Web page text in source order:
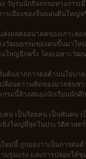
ง วัยุร่นนักกิจกรรมทางการ
รเมืองของจีนแผ่นดินใหญ่ห
ส่งผลต่ออนาคตของเกาะฮ่
งวัฒนธรรมของตนขึ้นมาใ
หญ่อีกครั้ง โดยเฉพาะวัฒ
มต้นจากการต่อต้านนโยบา
ลี่ยนความคิดของมวลชนช
กรมนี้ล้างสมองนักเรียนนักศึ
คน เป็นร้อยคน เป็นพันคน
ยิ่งใหญ่ที่สุดในประวัติศาสต
หม่นี้ ถูกมองว่าเป็นการต่อ
มรุนแรง และการปล่อยให้